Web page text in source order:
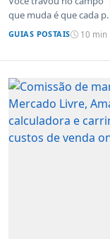
que muda é que cada
GUIAS POSTAIS 10 min